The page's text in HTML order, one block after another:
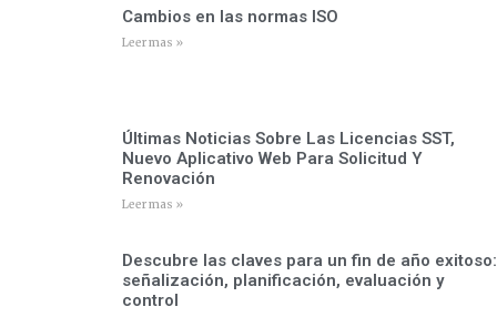
Cambios en las normas ISO
Leer mas »
Últimas Noticias Sobre Las Licencias SST,
Nuevo Aplicativo Web Para Solicitud Y
Renovación
Leer mas »
Descubre las claves para un fin de año exitoso:
señalización, planificación, evaluación y
control